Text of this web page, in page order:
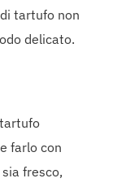
tartufo non
delicato.
farlo con
fresco,